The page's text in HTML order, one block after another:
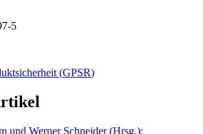
5
(GPSR)